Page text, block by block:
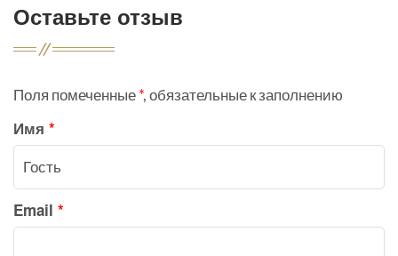
Оставьте отзыв
Поля помеченные*, обязательные к заполнению
Имя *
Email *